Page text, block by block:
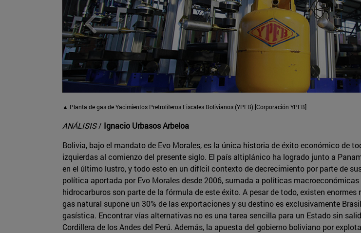
▲ Planta de gas de Yacimientos Pretrolíferos Fiscales Bolivianos (YPFB) [Corporación YPFB]
ANÁLISIS/ Ignacio Urbasos Arbeloa
Bolivia, bajo el mandato de Evo Morales, es la única historia de éxito económico de
izquierdas al comienzo del presente siglo. El país altiplánico ha logrado junto a
en el último lustro, y todo esto en un difícil contexto de decrecimiento por parte de
política aportada por Evo Morales desde 2006, sumada a políticas
hidrocarburos son parte de la fórmula de este éxito. A pesar de todo, existen
gas natural supone un 30% de las exportaciones y su destino es exclusivamente
gasística. Encontrar vías alternativas no es una tarea sencilla para un Estado sin
Cordillera de los Andes del Perú. Además, la apuesta del gobierno boliviano por